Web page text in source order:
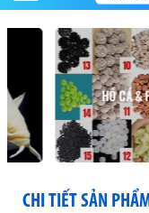
HỒ CÁ & PHỤ KIỆN
CHI TIẾT SẢN